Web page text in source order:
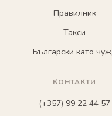
Правилник
Такси
Български като
КОНТАКТИ
(+357) 99 22 44 57